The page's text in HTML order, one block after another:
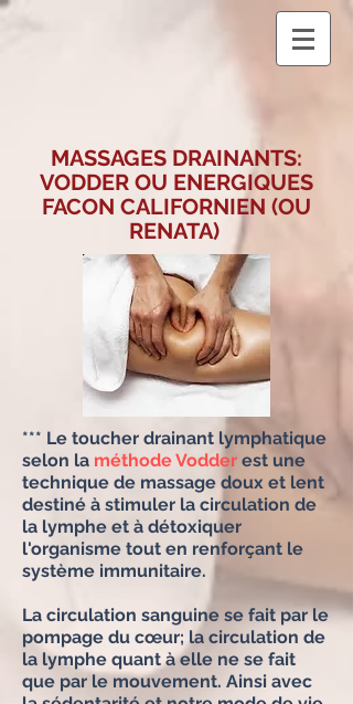
MASSAGES DRAINANTS:
VODDER OU ENERGIQUES
FACON CALIFORNIEN (OU
RENATA)
*** Le toucher drainant lymphatique
selon la méthode Vodder est une
technique de massage doux et lent
destiné à stimuler la circulation de
la lymphe et à détoxiquer
l'organisme tout en renforçant le
système immunitaire.
La circulation sanguine se fait par le
pompage du cœur; la circulation de
la lymphe quant à elle ne se fait
que par le mouvement. Ainsi avec